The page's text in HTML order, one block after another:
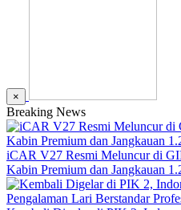
×
Breaking News
iCAR V27 Resmi Meluncur di
Kabin Premium dan Jangkauan